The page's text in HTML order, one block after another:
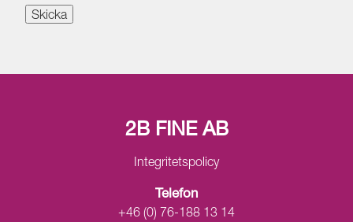
2B FINE AB
Integritetspolicy
Telefon
+46 (0) 76-188 13 14